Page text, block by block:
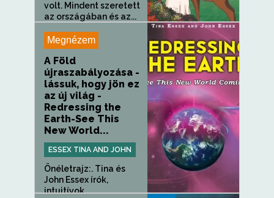
volt. Mindent szeretett
az országában és az...
Megnézem
A Föld
újraszabályozása -
lássuk, hogy jön ez
az új világ -
Redressing the
Earth-See This
New World...
ESSEX TINA AND JOHN
Önéletrajz:. Tina és
John Essex írók,
intuitívok...